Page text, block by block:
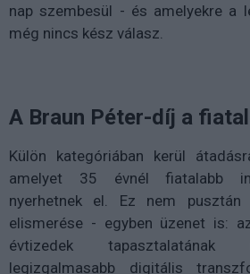
nap szembesül - és amelyekre a
még nincs kész válasz.
A Braun Péter-díj a
Külön kategóriában kerül
amelyet 35 évnél fiatalabb
nyerhetnek el. Ez nem
elismerése - egyben üzenet is:
évtizedek tapasztalatának
legizgalmasabb digitális